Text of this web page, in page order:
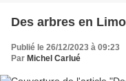
Publié le 26/12/2023 à 09:23
Par Michel Carlué